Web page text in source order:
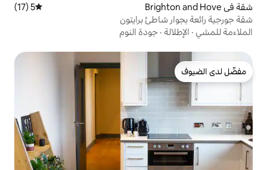
متوسط التقييم 5 من 5، 17 مراجعات
برايتون
جودة النوم